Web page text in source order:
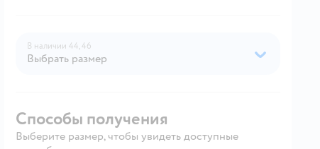
В наличии 44,46
Выбрать размер
Способы получения
Выберите размер, чтобы увидеть доступные